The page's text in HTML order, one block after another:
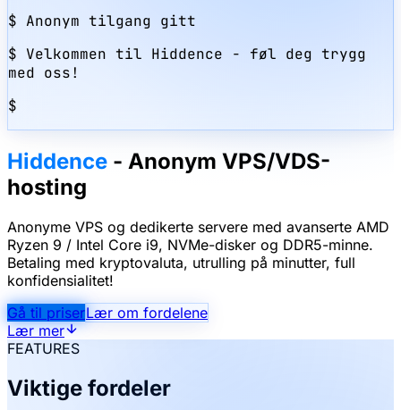
$ Anonym tilgang gitt
$ Velkommen til Hiddence -
føl deg trygg
med oss!
$
Hiddence - Anonym VPS/VDS-
hosting
Anonyme VPS og dedikerte servere med avanserte AMD
Ryzen 9 / Intel Core i9, NVMe-disker og DDR5-minne.
Betaling med kryptovaluta, utrulling på minutter, full
konfidensialitet!
Gå til priserLær om fordelene
Lær mer
FEATURES
Viktige fordeler